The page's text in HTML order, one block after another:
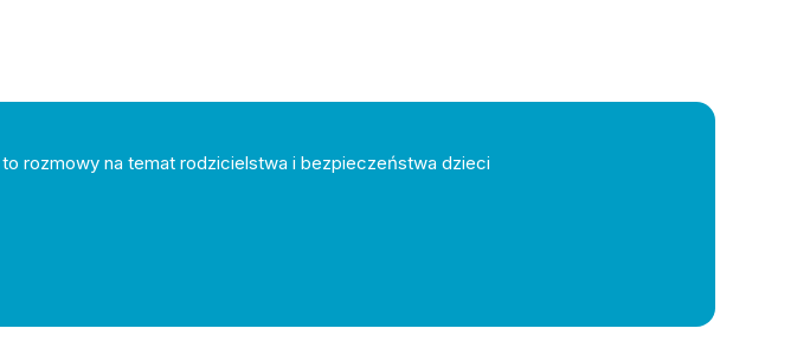
rozmowy na temat rodzicielstwa i bezpieczeństwa dzieci